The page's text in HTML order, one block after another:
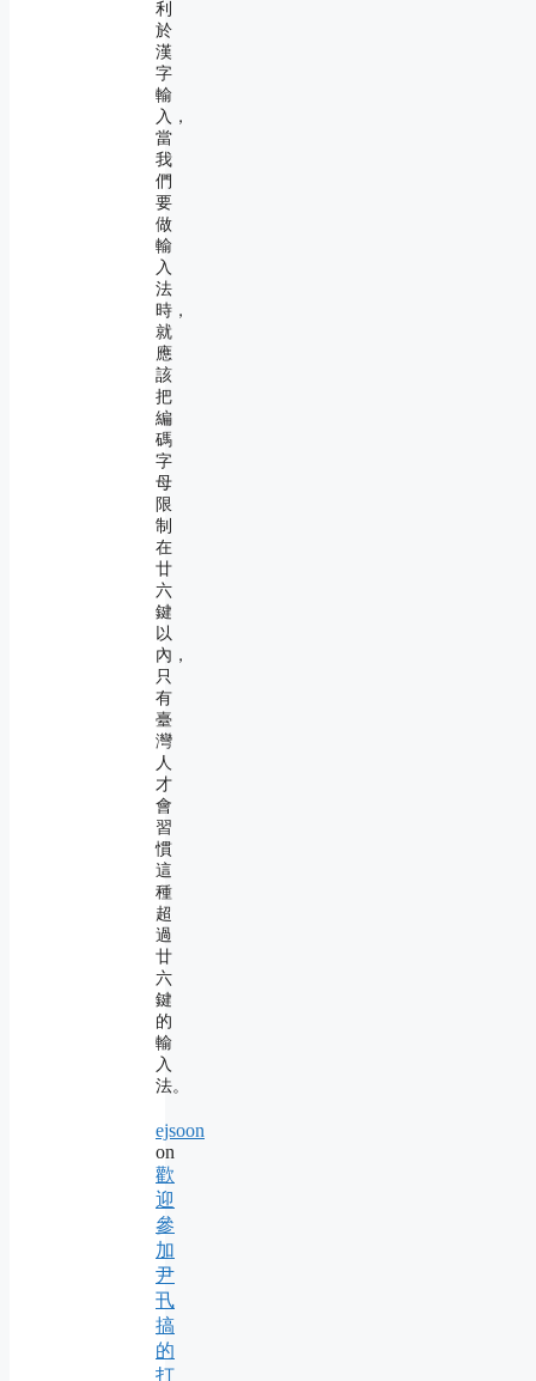
利
於
漢
字
輸
入，
當
我
們
要
做
輸
入
法
時，
就
應
該
把
編
碼
字
母
限
制
在
廿
六
鍵
以
內，
只
有
臺
灣
人
才
會
習
慣
這
種
超
過
廿
六
鍵
的
輸
入
法。
ejsoon
on
歡
迎
參
加
尹
卂
搞
的
打